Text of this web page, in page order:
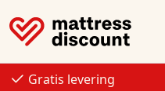
Gratis levering